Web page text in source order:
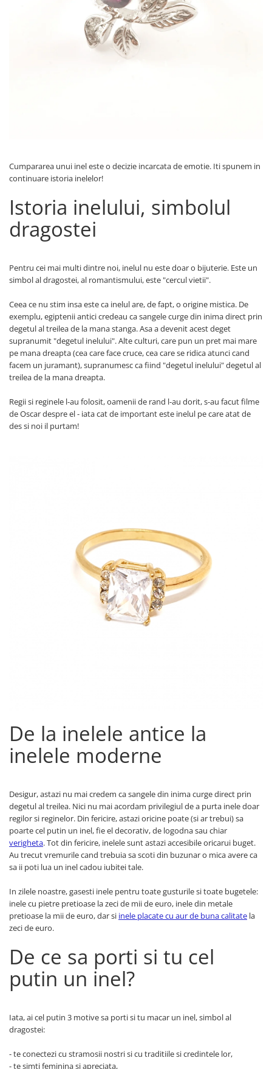
Bijuterii pentru barbati
Cumpararea unui inel este o decizie incarcata de emotie. Iti spunem in
continuare istoria inelelor!
Istoria inelului, simbolul
dragostei
Pentru cei mai multi dintre noi, inelul nu este doar o bijuterie. Este un
simbol al dragostei, al romantismului, este "cercul vietii".
Ceea ce nu stim insa este ca inelul are, de fapt, o origine mistica. De
exemplu, egiptenii antici credeau ca sangele curge din inima direct prin
degetul al treilea de la mana stanga. Asa a devenit acest deget
supranumit "degetul inelului". Alte culturi, care pun un pret mai mare
pe mana dreapta (cea care face cruce, cea care se ridica atunci cand
facem un juramant), supranumesc ca fiind "degetul inelului" degetul al
treilea de la mana dreapta.
Regii si reginele l-au folosit, oamenii de rand l-au dorit, s-au facut filme
de Oscar despre el - iata cat de important este inelul pe care atat de
des si noi il purtam!
De la inelele antice la
inelele moderne
Desigur, astazi nu mai credem ca sangele din inima curge direct prin
degetul al treilea. Nici nu mai acordam privilegiul de a purta inele doar
regilor si reginelor. Din fericire, astazi oricine poate (si ar trebui) sa
poarte cel putin un inel, fie el decorativ, de logodna sau chiar
verigheta. Tot din fericire, inelele sunt astazi accesibile oricarui buget.
Au trecut vremurile cand trebuia sa scoti din buzunar o mica avere ca
sa ii poti lua un inel cadou iubitei tale.
In zilele noastre, gasesti inele pentru toate gusturile si toate bugetele:
inele cu pietre pretioase la zeci de mii de euro, inele din metale
pretioase la mii de euro, dar si inele placate cu aur de buna calitate la
zeci de euro.
De ce sa porti si tu cel
putin un inel?
Iata, ai cel putin 3 motive sa porti si tu macar un inel, simbol al
dragostei:
- te conectezi cu stramosii nostri si cu traditiile si credintele lor,
- te simti feminina si apreciata,